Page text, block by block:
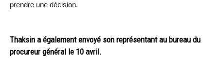
prendre une décision.
Thaksin a également envoyé son représentant au bureau du
procureur général le 10 avril.